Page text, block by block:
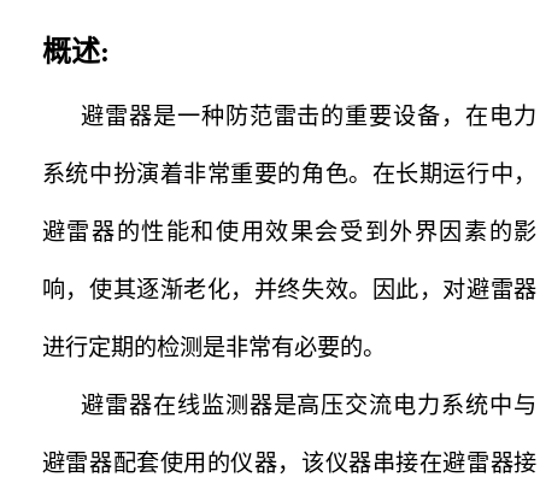
概述:
避雷器是一种防范雷击的重要设备，在电力
系统中扮演着非常重要的角色。在长期运行中，
避雷器的性能和使用效果会受到外界因素的影
响，使其逐渐老化，并终失效。因此，对避雷器
进行定期的检测是非常有必要的。
避雷器在线监测器是高压交流电力系统中与
避雷器配套使用的仪器，该仪器串接在避雷器接